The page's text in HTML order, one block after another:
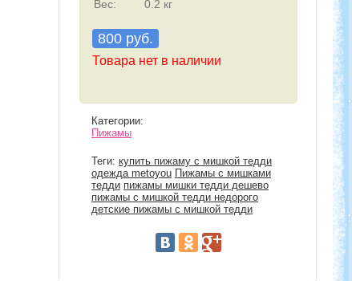
Вес:
0.2 кг
800 руб.
Товара нет в наличии
Категории:
Пижамы
Теги: купить пижаму с мишкой тедди
одежда metoyou Пижамы с мишками
тедди пижамы мишки тедди дешево
пижамы с мишкой тедди недорого
детские пижамы с мишкой тедди